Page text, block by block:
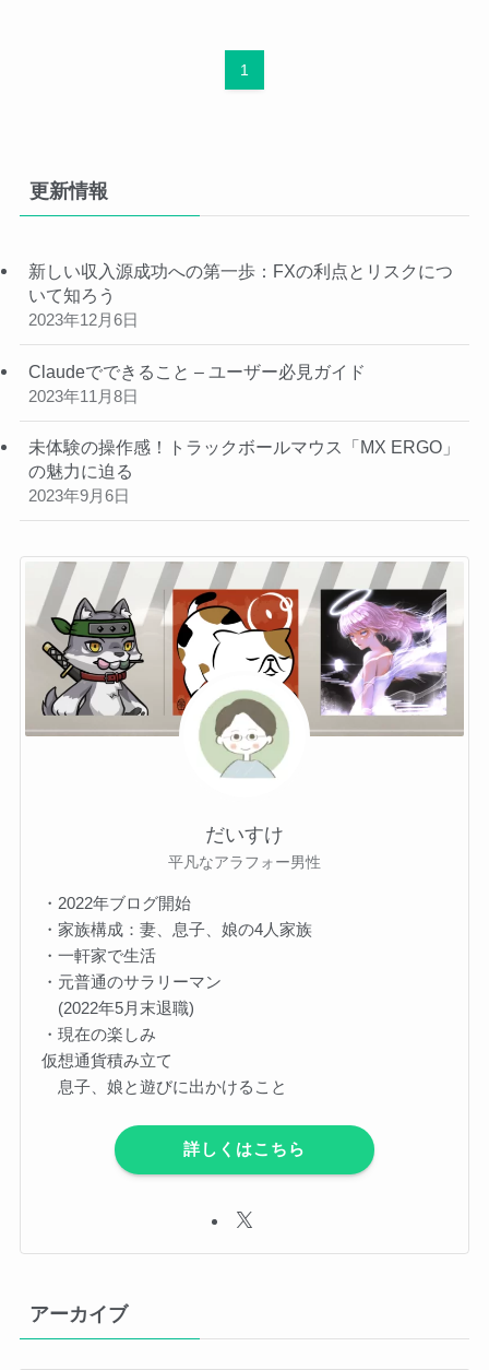
1
更新情報
新しい収入源成功への第一歩：FXの利点とリスクにつ
いて知ろう
2023年12月6日
Claudeでできること – ユーザー必見ガイド
2023年11月8日
未体験の操作感！トラックボールマウス「MX ERGO」
の魅力に迫る
2023年9月6日
だいすけ
平凡なアラフォー男性
・2022年ブログ開始
・家族構成：妻、息子、娘の4人家族
・一軒家で生活
・元普通のサラリーマン
(2022年5月末退職)
・現在の楽しみ
仮想通貨積み立て
息子、娘と遊びに出かけること
詳しくはこちら
アーカイブ